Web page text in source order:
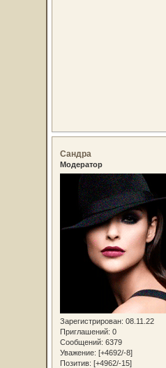
Сандра
Модератор
Зарегистрирован: 08.11.22
Приглашений: 0
Сообщений: 6379
Уважение: [+4692/-8]
Позитив: [+4962/-15]